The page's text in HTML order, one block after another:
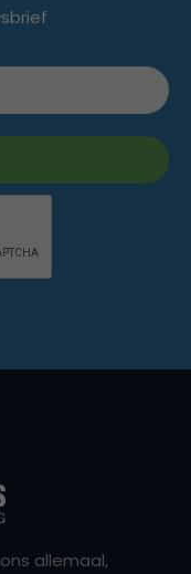
allemaal,